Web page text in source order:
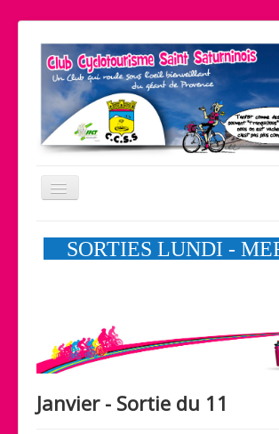
Basculer
Nos partenaires
Accueil
Calendrier des activités
Janvier - Sortie du 11